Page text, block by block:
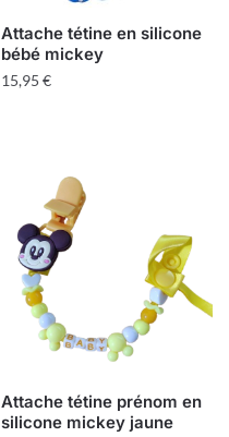
Attache tétine en silicone
bébé mickey
15,95 €
Attache tétine prénom en
silicone mickey jaune